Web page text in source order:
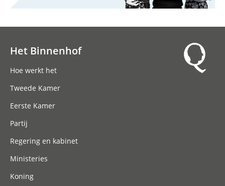
Het Binnenhof
Hoe werkt het
Tweede Kamer
Eerste Kamer
Partij
Regering en kabinet
Ministeries
Koning